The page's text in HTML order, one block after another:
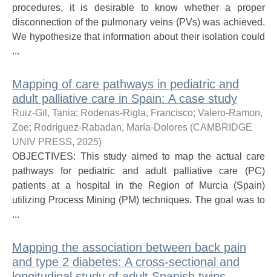
procedures, it is desirable to know whether a proper
disconnection of the pulmonary veins (PVs) was achieved.
We hypothesize that information about their isolation could
...
Mapping of care pathways in pediatric and
adult palliative care in Spain: A case study
Ruiz-Gil, Tania; Rodenas-Rigla, Francisco; Valero-Ramon,
Zoe; Rodríguez-Rabadan, María-Dolores (CAMBRIDGE
UNIV PRESS, 2025)
OBJECTIVES: This study aimed to map the actual care
pathways for pediatric and adult palliative care (PC)
patients at a hospital in the Region of Murcia (Spain)
utilizing Process Mining (PM) techniques. The goal was to
...
Mapping the association between back pain
and type 2 diabetes: A cross-sectional and